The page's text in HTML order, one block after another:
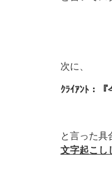
次に、
ｸﾗｲｱﾝﾄ：
と言った具
文字起こし